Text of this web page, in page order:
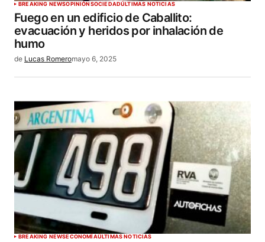
BREAKING NEWSOPINIÓNSOCIEDADÚLTIMAS NOTICIAS
Fuego en un edificio de Caballito:
evacuación y heridos por inhalación de
humo
de Lucas Romeromayo 6, 2025
BREAKING NEWSECONOMÍAÚLTIMAS NOTICIAS